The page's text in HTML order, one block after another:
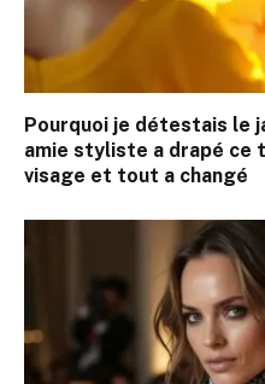
Pourquoi je détestais le
amie styliste a drapé ce
visage et tout a changé